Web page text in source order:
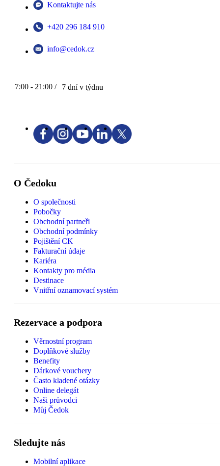
Kontaktujte nás
+420 296 184 910
info@cedok.cz
7:00 - 21:00 / 7 dní v týdnu
O Čedoku
O společnosti
Pobočky
Obchodní partneři
Obchodní podmínky
Pojištění CK
Fakturační údaje
Kariéra
Kontakty pro média
Destinace
Vnitřní oznamovací systém
Rezervace a podpora
Věrnostní program
Doplňkové služby
Benefity
Dárkové vouchery
Často kladené otázky
Online delegát
Naši průvodci
Můj Čedok
Sledujte nás
Mobilní aplikace